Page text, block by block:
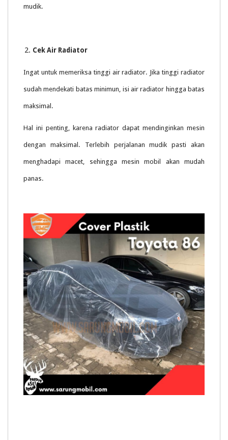
mudik.
Cek Air Radiator
Ingat untuk memeriksa tinggi air radiator. Jika tinggi radiator
sudah mendekati batas minimun, isi air radiator hingga batas
maksimal.
Hal ini penting, karena radiator dapat mendinginkan mesin
dengan maksimal. Terlebih perjalanan mudik pasti akan
menghadapi macet, sehingga mesin mobil akan mudah
panas.